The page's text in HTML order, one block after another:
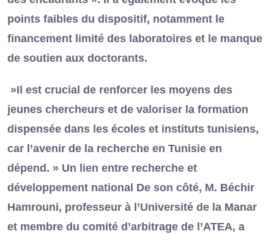
points faibles du dispositif, notamment le
financement limité des laboratoires et le manque
de soutien aux doctorants.
»Il est crucial de renforcer les moyens des
jeunes chercheurs et de valoriser la formation
dispensée dans les écoles et instituts tunisiens,
car l’avenir de la recherche en Tunisie en
dépend. » Un lien entre recherche et
développement national De son côté, M. Béchir
Hamrouni, professeur à l’Université de la Manar
et membre du comité d’arbitrage de l’ATEA, a